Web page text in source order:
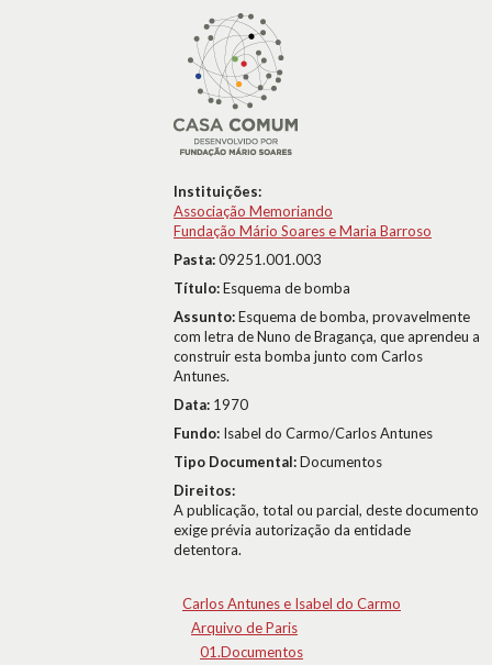
Instituições:
Associação Memoriando
Fundação Mário Soares e Maria Barroso
Pasta:09251.001.003
Título:Esquema de bomba
Assunto:Esquema de bomba, provavelmente
com letra de Nuno de Bragança, que aprendeu a
construir esta bomba junto com Carlos
Antunes.
Data: 1970
Fundo: Isabel do Carmo/Carlos Antunes
Tipo Documental:Documentos
Direitos:
A publicação, total ou parcial, deste documento
exige prévia autorização da entidade
detentora.
Carlos Antunes e Isabel do Carmo
Arquivo de Paris
01.Documentos